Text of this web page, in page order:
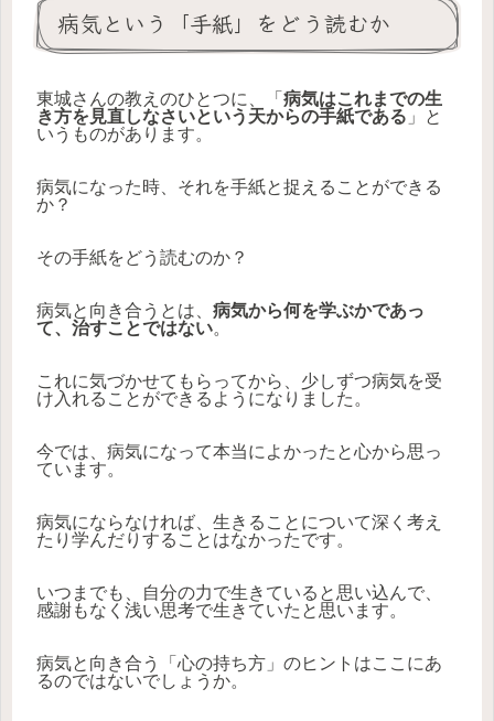
病気という「手紙」をどう読むか
東城さんの教えのひとつに、「 病気はこれまでの生
き方を見直しなさいという天からの手紙である 」と
いうものがあります。
病気になった時、それを手紙と捉えることができる
か？
その手紙をどう読むのか？
病気と向き合うとは、 病気から何を学ぶかであっ
て、治すことではない。
これに気づかせてもらってから、少しずつ病気を受
け入れることができるようになりました。
今では、病気になって本当によかったと心から思っ
ています。
病気にならなければ、生きることについて深く考え
たり学んだりすることはなかったです。
いつまでも、自分の力で生きていると思い込んで、
感謝もなく浅い思考で生きていたと思います。
病気と向き合う「心の持ち方」のヒントはここにあ
るのではないでしょうか。